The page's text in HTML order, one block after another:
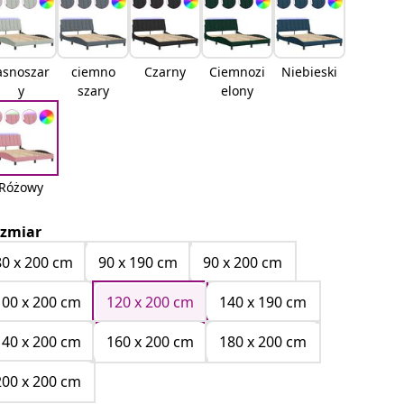
y
ciemno
szary
Czarny
Ciemnozi
elony
Niebieski
x 200 cm
90 x 190 cm
90 x 200 cm
x 200 cm
120 x 200 cm
140 x 190 cm
x 200 cm
160 x 200 cm
180 x 200 cm
x 200 cm